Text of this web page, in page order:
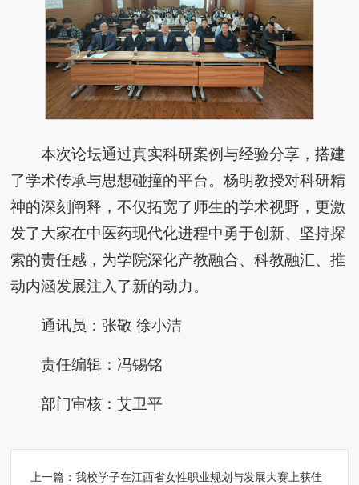
本次论坛通过真实科研案例与经验分享，搭建
了学术传承与思想碰撞的平台。杨明教授对科研精
神的深刻阐释，不仅拓宽了师生的学术视野，更激
发了大家在中医药现代化进程中勇于创新、坚持探
索的责任感，为学院深化产教融合、科教融汇、推
动内涵发展注入了新的动力。
通讯员：张敬 徐小洁
责任编辑：冯锡铭
部门审核：艾卫平
上一篇：我校学子在江西省女性职业规划与发展大赛上获佳